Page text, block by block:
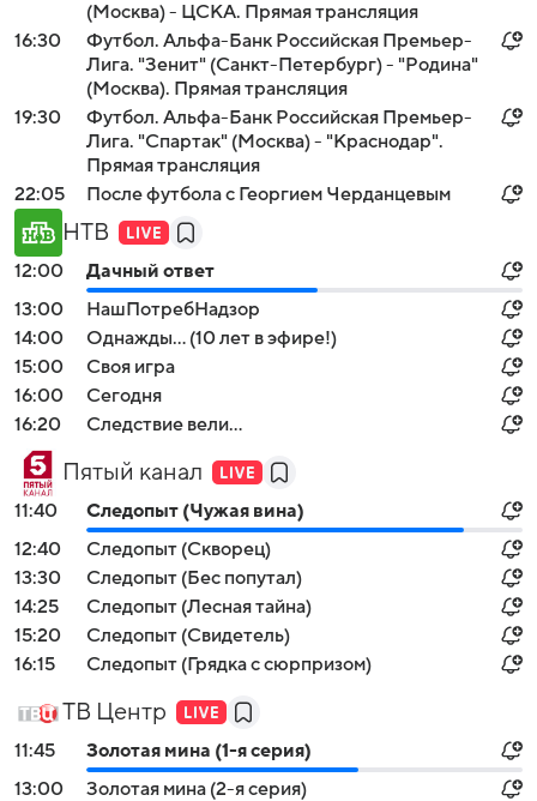
(Москва) - ЦСКА. Прямая трансляция
16:30
Футбол. Альфа-Банк Российская Премьер-
Лига. "Зенит" (Санкт-Петербург) - "Родина"
(Москва). Прямая трансляция
19:30
Футбол. Альфа-Банк Российская Премьер-
Лига. "Спартак" (Москва) - "Краснодар".
Прямая трансляция
22:05
После футбола с Георгием Черданцевым
НТВ
12:00
Дачный ответ
13:00
НашПотребНадзор
14:00
Однажды... (10 лет в эфире!)
15:00
Своя игра
16:00
Сегодня
16:20
Следствие вели...
Пятый канал
11:40
Следопыт (Чужая вина)
12:40
Следопыт (Скворец)
13:30
Следопыт (Бес попутал)
14:25
Следопыт (Лесная тайна)
15:20
Следопыт (Свидетель)
16:15
Следопыт (Грядка с сюрпризом)
ТВ Центр
11:45
Золотая мина (1-я серия)
13:00
Золотая мина (2-я серия)